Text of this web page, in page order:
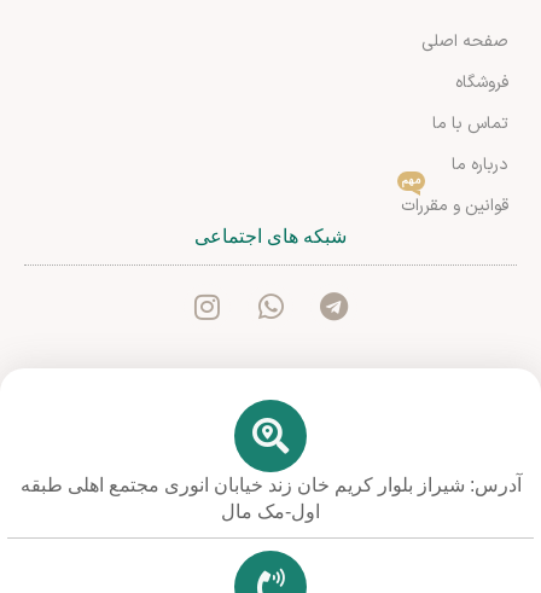
صفحه اصلی
فروشگاه
تماس با ما
درباره ما
قوانین و مقررات
مهم
شبکه های اجتماعی
آدرس: شیراز بلوار کریم خان زند خیابان انوری مجتمع اهلی طبقه
اول-مک مال